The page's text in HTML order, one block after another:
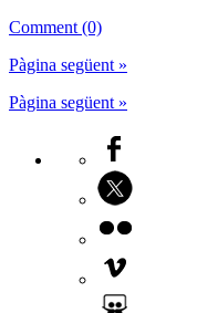
Comment (0)
Pàgina següent »
Pàgina següent »